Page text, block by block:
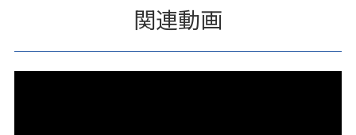
関連動画